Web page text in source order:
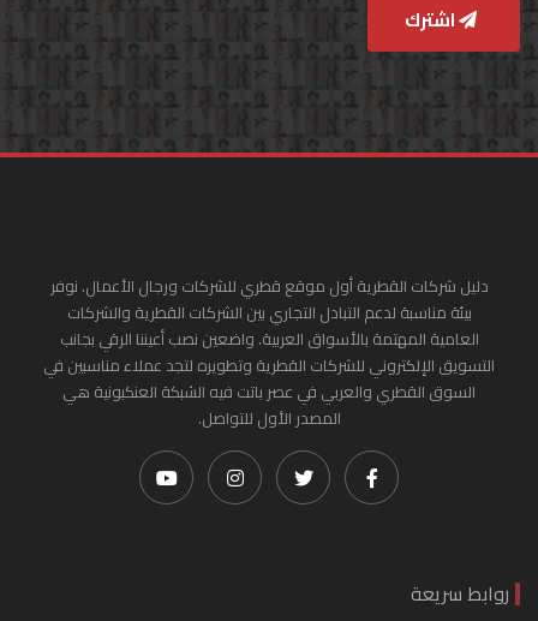
اشترك
دليل شركات القطرية أول موقع قطري للشركات ورجال الأعمال. نوفر
بيئة مناسبة لدعم التبادل التجاري بين الشركات القطرية والشركات
العامية المهتمة بالأسواق العربية. واضعين نصب أعيننا الرقي بجانب
التسويق الإلكتروني للشركات القطرية وتطويره لتجد عملاء مناسبين في
السوق القطري والعربي في عصر باتت فيه الشبكة العنكبونية هي
المصدر الأول للتواصل.
روابط سريعة